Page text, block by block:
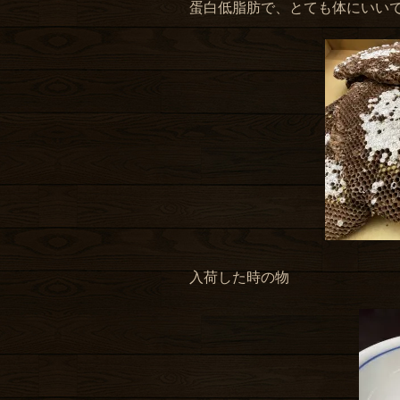
蛋白低脂肪で、とても体にいい
入荷した時の物